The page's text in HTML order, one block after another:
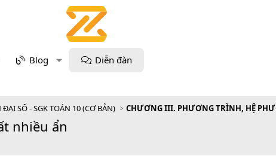
Blog Diễn đàn
ĐẠI SỐ - SGK TOÁN 10 (CƠ BẢN)
nhiều ẩn